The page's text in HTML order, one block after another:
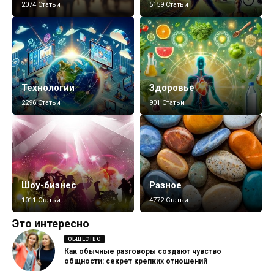
2074 Статьи 5159 Статьи
Технологии
2296 Статьи
Здоровье
901 Статьи
Шоу-бизнес
1011 Статьи
Разное
4772 Статьи
Это интересно
ОБЩЕСТВО
Как обычные разговоры создают чувство
общности: секрет крепких отношений